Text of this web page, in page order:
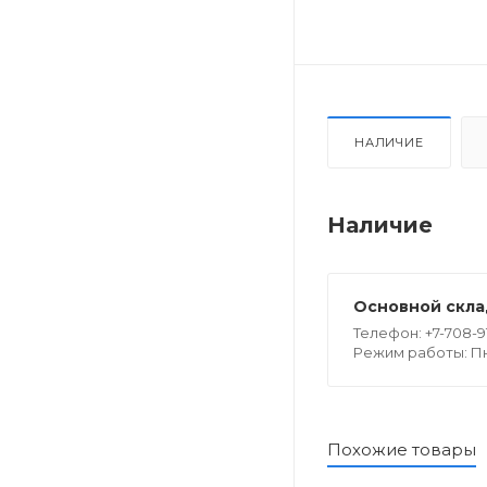
НАЛИЧИЕ
Наличие
Основной
Телефон: +7-708-
Режим работы:
Похожие товары